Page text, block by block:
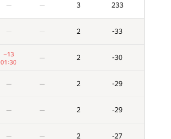
— — 3 233
— — 2 -33
−13
01:30
— 2 -30
— — 2 -29
— — 2 -29
— — 2 -27